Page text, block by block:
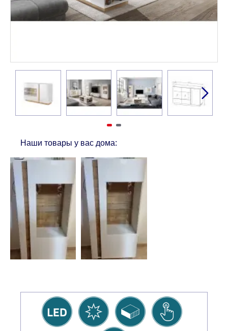
Наши товары у вас дома: